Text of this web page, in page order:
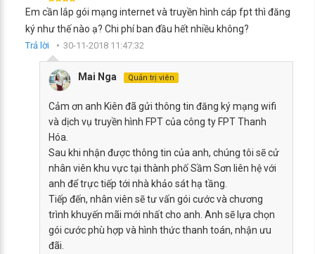
Em cần lắp gói mạng internet và truyền hình cáp fpt thì đăng
ký như thế nào ạ? Chi phí ban đầu hết nhiều không?
Trả lời 30-11-2018 11:47:32
Mai Nga Quản trị viên
Cảm ơn anh Kiên đã gửi thông tin đăng ký mạng wifi
và dịch vụ truyền hình FPT của công ty FPT Thanh
Hóa.
Sau khi nhận được thông tin của anh, chúng tôi sẽ cử
nhân viên khu vực tại thành phố Sầm Sơn liên hệ với
anh để trực tiếp tới nhà khảo sát hạ tầng.
Tiếp đến, nhân viên sẽ tư vấn gói cước và chương
trình khuyến mãi mới nhất cho anh. Anh sẽ lựa chọn
gói cước phù hợp và hình thức thanh toán, nhận ưu
đãi.